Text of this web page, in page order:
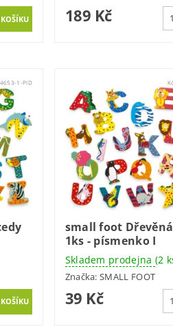
189 Kč
1-PID
small foot
1ks - písmenko I
Skladem prodejna (2
Značka:SMALL FOOT
39 Kč